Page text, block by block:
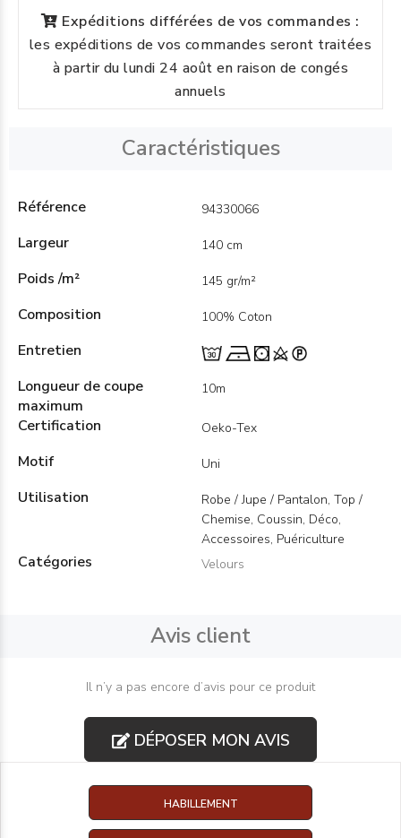
Expéditions différées de vos commandes :
les expéditions de vos commandes seront traitées
à partir du lundi 24 août en raison de congés
annuels
Caractéristiques
Référence 94330066
Largeur 140 cm
Poids /m² 145 gr/m²
Composition 100% Coton
Entretien
Longueur de coupe
maximum
10m
Certification Oeko-Tex
Motif Uni
Utilisation
Robe / Jupe / Pantalon, Top /
Chemise, Coussin, Déco,
Accessoires, Puériculture
Catégories Velours
Avis client
Il n’y a pas encore d’avis pour ce produit
DÉPOSER MON AVIS
HABILLEMENT